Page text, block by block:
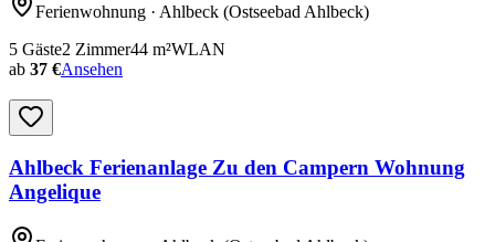
Ferienwohnung · Ahlbeck (Ostseebad Ahlbeck)
5 Gäste2 Zimmer44 m²WLAN
ab 37 €Ansehen
Ahlbeck Ferienanlage Zu den Campern Wohnung
Angelique